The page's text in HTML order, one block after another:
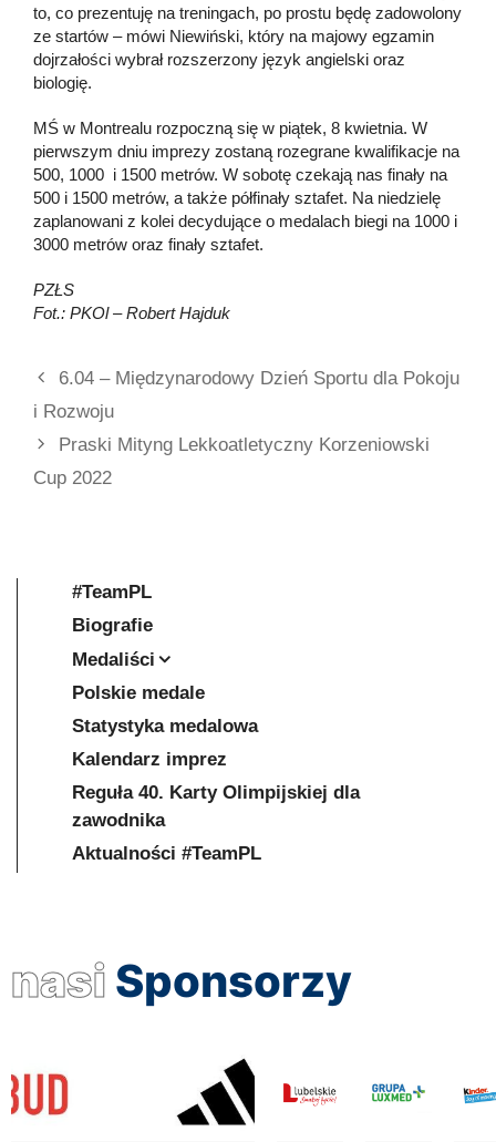
to, co prezentuję na treningach, po prostu będę zadowolony
ze startów – mówi Niewiński, który na majowy egzamin
dojrzałości wybrał rozszerzony język angielski oraz
biologię.
MŚ w Montrealu rozpoczną się w piątek, 8 kwietnia. W
pierwszym dniu imprezy zostaną rozegrane kwalifikacje na
500, 1000 i 1500 metrów. W sobotę czekają nas finały na
500 i 1500 metrów, a także półfinały sztafet. Na niedzielę
zaplanowani z kolei decydujące o medalach biegi na 1000 i
3000 metrów oraz finały sztafet.
PZŁS
Fot.: PKOl – Robert Hajduk
6.04 – Międzynarodowy Dzień Sportu dla Pokoju
i Rozwoju
Praski Mityng Lekkoatletyczny Korzeniowski
Cup 2022
#TeamPL
Biografie
Medaliści
Polskie medale
Statystyka medalowa
Kalendarz imprez
Reguła 40. Karty Olimpijskiej dla
zawodnika
Aktualności #TeamPL
nasi Sponsorzy